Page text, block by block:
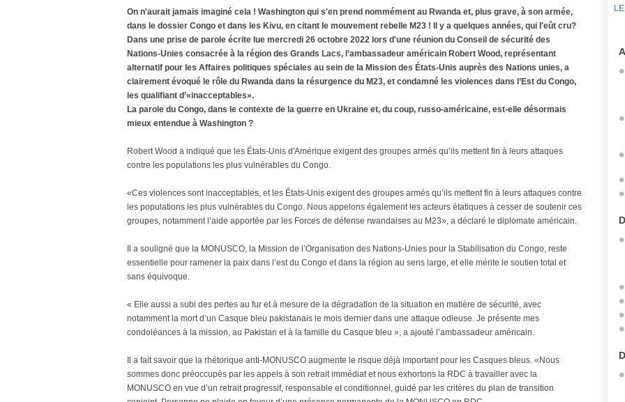
On n'aurait jamais imaginé cela ! Washington qui s'en prend nommément au Rwanda et, plus grave, à son armée,
dans le dossier Congo et dans les Kivu, en citant le mouvement rebelle M23 ! Il y a quelques années, qui l'eût cru?
Dans une prise de parole écrite lue mercredi 26 octobre 2022 lors d'une réunion du Conseil de sécurité des
Nations-Unies consacrée à la région des Grands Lacs, l’ambassadeur américain Robert Wood, représentant
alternatif pour les Affaires politiques spéciales au sein de la Mission des États-Unis auprès des Nations unies, a
clairement évoqué le rôle du Rwanda dans la résurgence du M23, et condamné les violences dans l’Est du Congo,
les qualifiant d’«inacceptables».
La parole du Congo, dans le contexte de la guerre en Ukraine et, du coup, russo-américaine, est-elle désormais
mieux entendue à Washington ?
Robert Wood a indiqué que les États-Unis d'Amérique exigent des groupes armés qu’ils mettent fin à leurs attaques
contre les populations les plus vulnérables du Congo.
«Ces violences sont inacceptables, et les États-Unis exigent des groupes armés qu’ils mettent fin à leurs attaques contre
les populations les plus vulnérables du Congo. Nous appelons également les acteurs étatiques à cesser de soutenir ces
groupes, notamment l’aide apportée par les Forces de défense rwandaises au M23», a déclaré le diplomate américain.
Il a souligné que la MONUSCO, la Mission de l’Organisation des Nations-Unies pour la Stabilisation du Congo, reste
essentielle pour ramener la paix dans l’est du Congo et dans la région au sens large, et elle mérite le soutien total et
sans équivoque.
« Elle aussi a subi des pertes au fur et à mesure de la dégradation de la situation en matière de sécurité, avec
notamment la mort d’un Casque bleu pakistanais le mois dernier dans une attaque odieuse. Je présente mes
condoléances à la mission, au Pakistan et à la famille du Casque bleu », a ajouté l’ambassadeur américain.
Il a fait savoir que la rhétorique anti-MONUSCO augmente le risque déjà important pour les Casques bleus. «Nous
sommes donc préoccupés par les appels à son retrait immédiat et nous exhortons la RDC à travailler avec la
MONUSCO en vue d’un retrait progressif, responsable et conditionnel, guidé par les critères du plan de transition